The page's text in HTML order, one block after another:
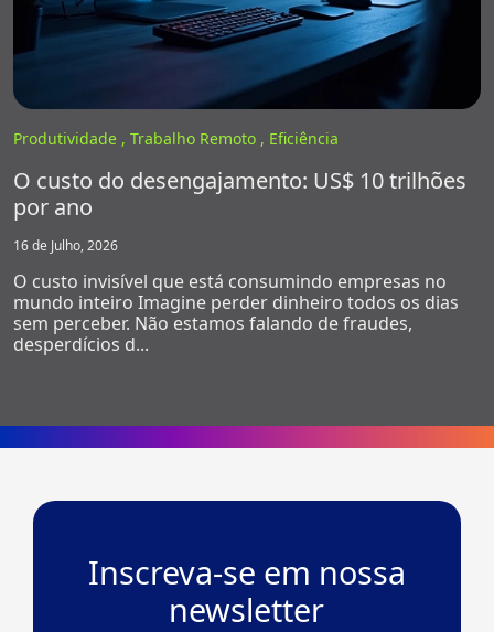
Produtividade , Trabalho Remoto , Eficiência
O custo do desengajamento: US$ 10 trilhões
por ano
16 de Julho, 2026
O custo invisível que está consumindo empresas no
mundo inteiro Imagine perder dinheiro todos os dias
sem perceber. Não estamos falando de fraudes,
desperdícios d...
Inscreva-se em nossa
newsletter